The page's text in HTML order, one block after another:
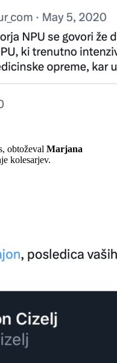
obtoževal Marjana
kolesarjev.